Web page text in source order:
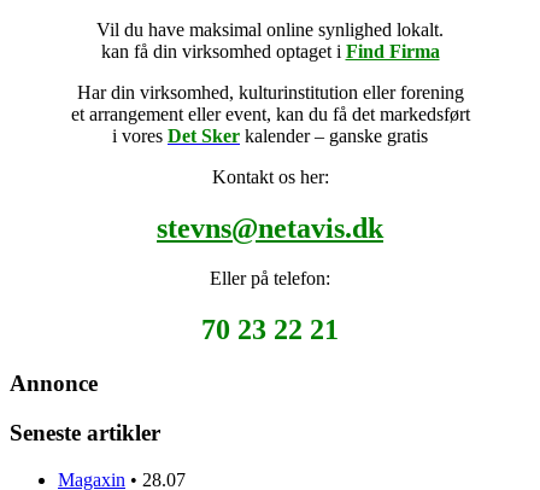
Vil du have maksimal online synlighed lokalt.
kan få din virksomhed optaget i Find Firma
Har din virksomhed, kulturinstitution eller forening
et arrangement eller event, kan du få det markedsført
i vores Det Sker kalender – ganske gratis
Kontakt os her:
stevns@netavis.dk
Eller på telefon:
70 23 22 21
Annonce
Seneste artikler
Magaxin • 28.07